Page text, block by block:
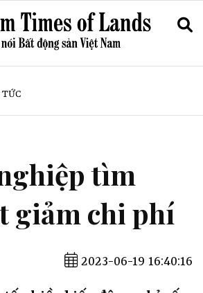
tìm
giảm chi phí
2023-06-19 16:40:16